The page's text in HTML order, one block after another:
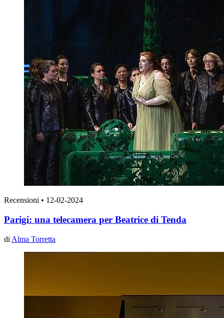
Recensioni • 12-02-2024
Parigi: una telecamera per Beatrice di Tenda
di Alma Torretta